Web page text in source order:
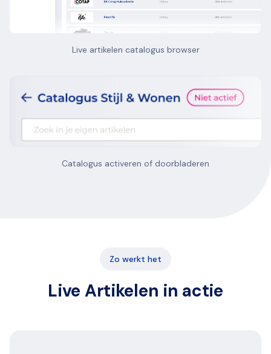
Live artikelen catalogus browser
Catalogus activeren of doorbladeren
Zo werkt het
Live Artikelen in actie